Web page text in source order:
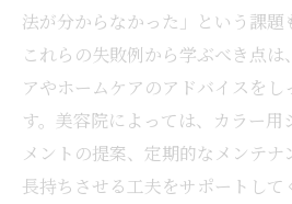
法が分からなかった」という課題
これらの失敗例から学ぶべき点は
アやホームケアのアドバイスを
す。美容院によっては、カラー用
メントの提案、定期的なメンテナ
長持ちさせる工夫をサポートして